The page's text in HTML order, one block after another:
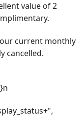
value of 2
current monthly
cancelled.